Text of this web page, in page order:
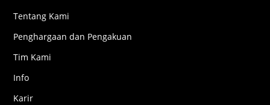
Tentang Kami
Penghargaan dan Pengakuan
Tim Kami
Info
Karir